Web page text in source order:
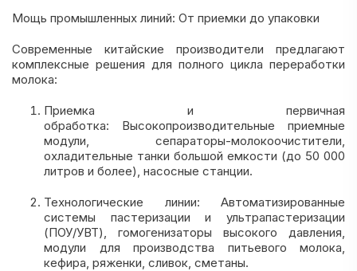
Мощь промышленных линий: От приемки до упаковки
Современные китайские производители предлагают
комплексные решения для полного цикла переработки
молока:
Приемка и первичная
обработка: Высокопроизводительные приемные
модули, сепараторы-молокоочистители,
охладительные танки большой емкости (до 50 000
литров и более), насосные станции.
Технологические линии: Автоматизированные
системы пастеризации и ультрапастеризации
(ПОУ/УВТ), гомогенизаторы высокого давления,
модули для производства питьевого молока,
кефира, ряженки, сливок, сметаны.